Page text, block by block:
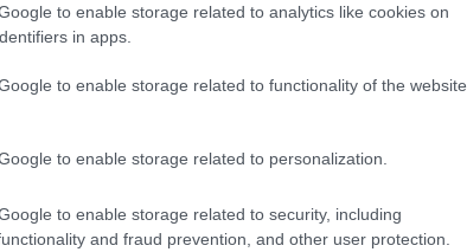
to enable storage related to analytics like cookies on
in apps.
to enable storage related to functionality of the website
to enable storage related to personalization.
to enable storage related to security, including
and fraud prevention, and other user protection.